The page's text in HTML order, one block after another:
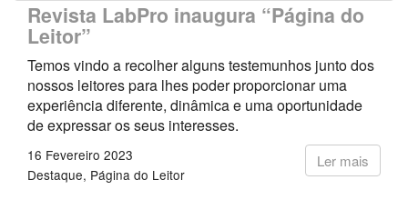
Revista LabPro inaugura “Página do
Leitor”
Temos vindo a recolher alguns testemunhos junto dos
nossos leitores para lhes poder proporcionar uma
experiência diferente, dinâmica e uma oportunidade
de expressar os seus interesses.
Ler mais
16 Fevereiro 2023
Destaque Página do Leitor